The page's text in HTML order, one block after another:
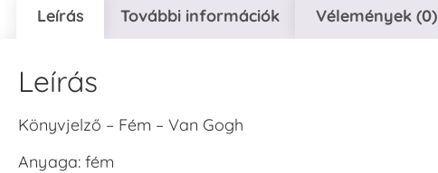
Leírás További információk Vélemények (0)
Leírás
Könyvjelző – Fém – Van Gogh
Anyaga: fém